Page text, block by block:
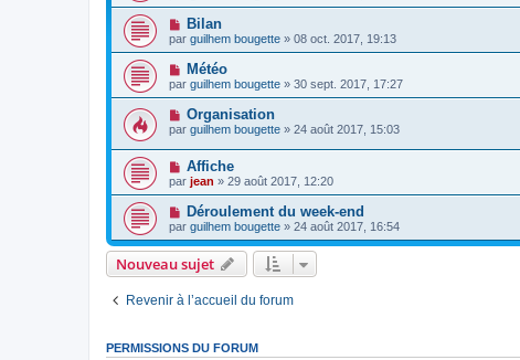
Bilan
par guilhem bougette » 08 oct. 2017, 19:13
Météo
par guilhem bougette » 30 sept. 2017, 17:27
Organisation
par guilhem bougette » 24 août 2017, 15:03
Affiche
par jean » 29 août 2017, 12:20
Déroulement du week-end
par guilhem bougette » 24 août 2017, 16:54
Nouveau sujet
Revenir à l’accueil du forum
PERMISSIONS DU FORUM